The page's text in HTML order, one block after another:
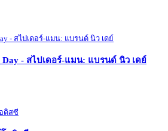
Day - สไปเดอร์-แมน: แบรนด์ นิว เดย์